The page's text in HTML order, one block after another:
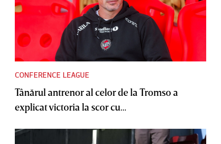
CONFERENCE LEAGUE
Tânărul antrenor al celor de la Tromso a
explicat victoria la scor cu...